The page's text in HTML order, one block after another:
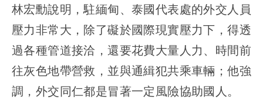
林宏勳說明，駐緬甸、泰國代表處的外交人員
壓力非常大，除了礙於國際現實壓力下，得透
過各種管道接洽，還要花費大量人力、時間前
往灰色地帶營救，並與通緝犯共乘車輛；他強
調，外交同仁都是冒著一定風險協助國人。